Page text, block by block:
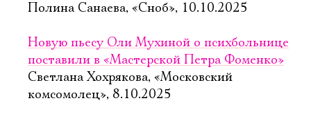
Полина Санаева, «Сноб», 10.10.2025
Новую пьесу Оли Мухиной о психбольнице
поставили в «Мастерской Петра Фоменко»
Светлана Хохрякова, «Московский
комсомолец», 8.10.2025